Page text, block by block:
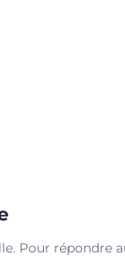
Pour répondre